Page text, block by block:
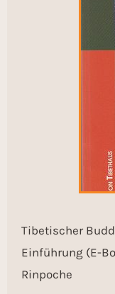
Tibetischer
Einführung (E-
Rinpoche